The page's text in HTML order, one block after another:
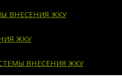
ВНЕСЕНИЯ ЖКУ
ЖКУ
ВНЕСЕНИЯ ЖКУ